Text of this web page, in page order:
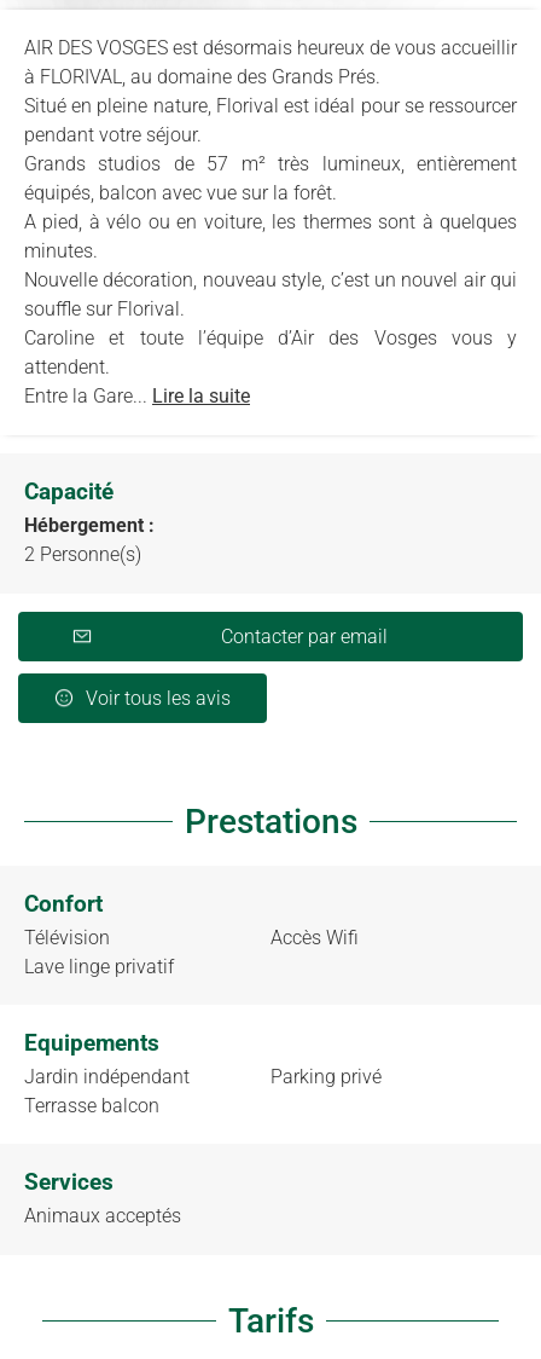
AIR DES VOSGES est désormais heureux de vous accueillir
à FLORIVAL, au domaine des Grands Prés.
Situé en pleine nature, Florival est idéal pour se ressourcer
pendant votre séjour.
Grands studios de 57 m² très lumineux, entièrement
équipés, balcon avec vue sur la forêt.
A pied, à vélo ou en voiture, les thermes sont à quelques
minutes.
Nouvelle décoration, nouveau style, c’est un nouvel air qui
souffle sur Florival.
Caroline et toute l’équipe d’Air des Vosges vous y
attendent.
Entre la Gare... Lire la suite
Capacité
Hébergement :
2 Personne(s)
Contacter par email
Voir tous les avis
Prestations
Confort
Télévision
Lave linge privatif
Accès Wifi
Equipements
Jardin indépendant
Terrasse balcon
Parking privé
Services
Animaux acceptés
Tarifs